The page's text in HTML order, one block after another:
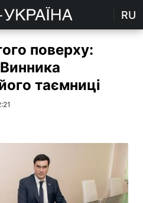
RU
поверху:
таємниці